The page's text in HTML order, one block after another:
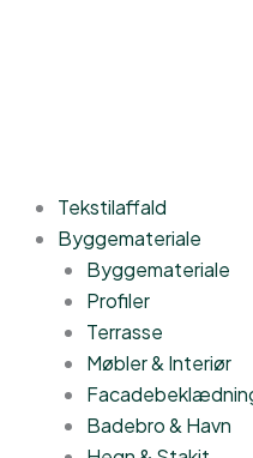
Tekstilaffald
Byggemateriale
Byggemateriale
Profiler
Terrasse
Møbler & Interiør
Badebro & Havn